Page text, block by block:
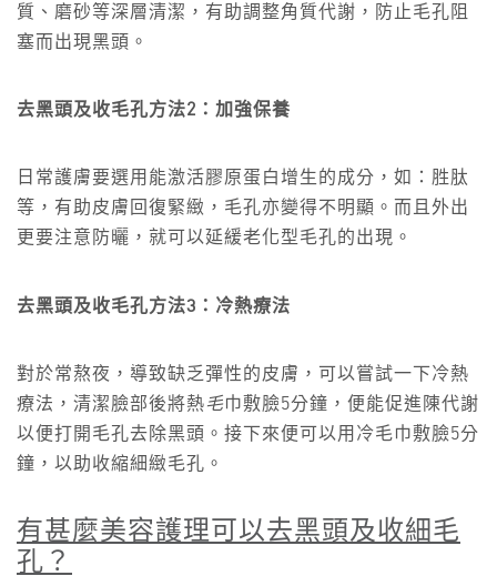
質、磨砂等深層清潔，有助調整角質代謝，防止毛孔阻
塞而出現黑頭。
去黑頭及收毛孔方法2：加強保養
日常護膚要選用能激活膠原蛋白增生的成分，如：胜肽
等，有助皮膚回復緊緻，毛孔亦變得不明顯。而且外出
更要注意防曬，就可以延緩老化型毛孔的出現。
去黑頭及收毛孔方法3：冷熱療法
對於常熬夜，導致缺乏彈性的皮膚，可以嘗試一下冷熱
療法，清潔臉部後將熱毛巾敷臉5分鐘，便能促進陳代謝
以便打開毛孔去除黑頭。接下來便可以用冷毛巾敷臉5分
鐘，以助收縮細緻毛孔。
有甚麼美容護理可以去黑頭及收細毛
孔？